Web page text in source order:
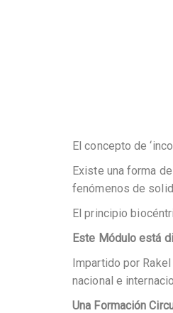
El concepto de
Existe una forma
fenómenos de
El principio
Este Módulo está
Impartido por
nacional e
Una Formación